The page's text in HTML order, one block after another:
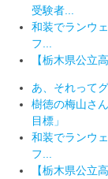
受験者...
和装でランウ
フ...
【栃木県公立
あ、それって
樹徳の梅山さ
目標」
和装でランウ
フ...
【栃木県公立